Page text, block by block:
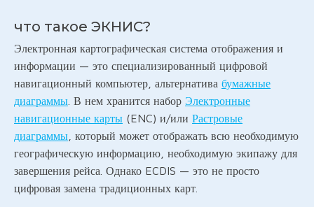
что такое ЭКНИС?
Электронная картографическая система отображения и
информации — это специализированный цифровой
навигационный компьютер, альтернатива бумажные
диаграммы . В нем хранится набор Электронные
навигационные карты (ENC) и/или Растровые
диаграммы , который может отображать всю необходимую
географическую информацию, необходимую экипажу для
завершения рейса. Однако ECDIS — это не просто
цифровая замена традиционных карт.